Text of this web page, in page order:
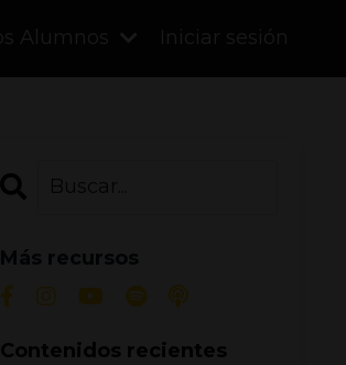
Contenidos recientes